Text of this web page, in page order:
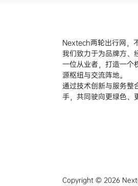
Nextech两轮出行网，
我们致力于为品牌方、
一位从业者，打造一个
源枢纽与交流阵地。
通过技术创新与服务整
手，共同驶向更绿色、
Copyright © 2026